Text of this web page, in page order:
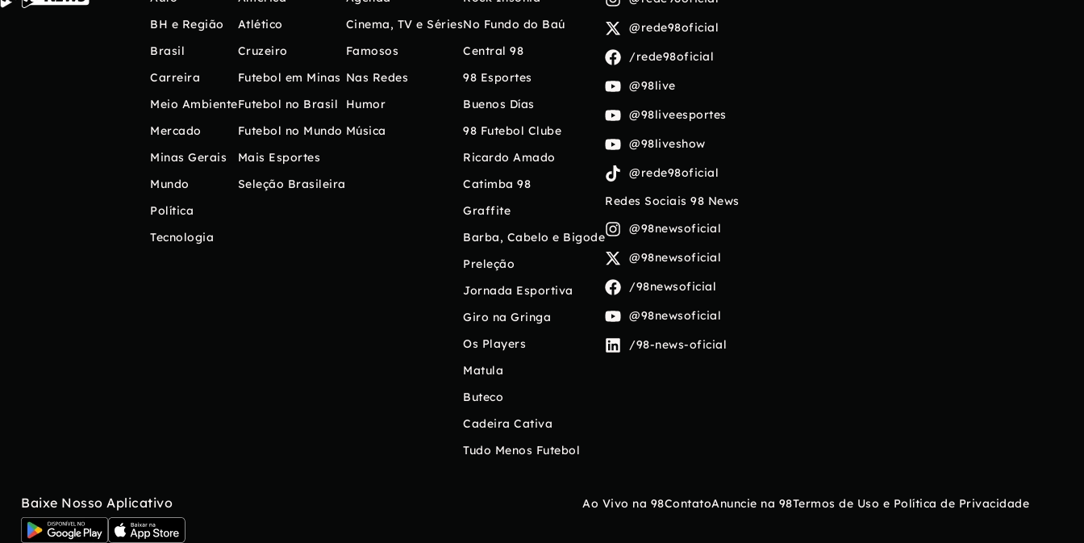
BH e Região
Brasil
Carreira
Meio Ambiente
Mercado
Minas Gerais
Mundo
Política
Tecnologia
Atlético
Cruzeiro
Futebol em Minas
Futebol no Brasil
Futebol no Mundo
Mais Esportes
Seleção Brasileira
Cinema, TV e Séries
Famosos
Nas Redes
Humor
Música
No Fundo do Baú
Central 98
98 Esportes
Buenos Días
98 Futebol Clube
Ricardo Amado
Catimba 98
Graffite
Barba, Cabelo e Bigode
Preleção
Jornada Esportiva
Giro na Gringa
Os Players
Matula
Buteco
Cadeira Cativa
Tudo Menos Futebol
@rede98oficial
/rede98oficial
@98live
@98liveesportes
@98liveshow
@rede98oficial
Redes Sociais 98 News
@98newsoficial
@98newsoficial
/98newsoficial
@98newsoficial
/98-news-oficial
Baixe Nosso Aplicativo Ao Vivo na 98ContatoAnuncie na 98Termos de Uso e Política de Privacidade